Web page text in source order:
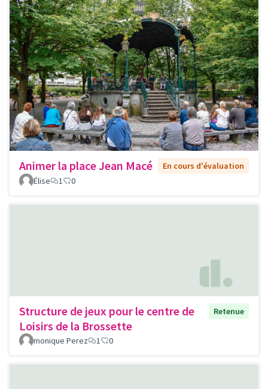
Animer la place Jean Macé
En cours d'évaluation
Élise
1 0
Structure de jeux pour le centre de
Loisirs de la Brossette
Retenue
monique Perez 1 0